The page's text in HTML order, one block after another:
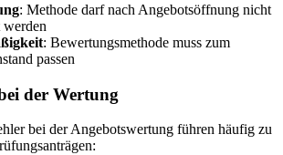
: Methode darf nach Angebotsöffnung nicht
werden
: Bewertungsmethode muss zum
passen
der Wertung
bei der Angebotswertung führen häufig zu